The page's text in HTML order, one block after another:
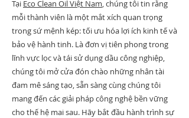
Tại Eco Clean Oil Việt Nam, chúng tôi tin rằng
mỗi thành viên là một mắt xích quan trọng
trong sứ mệnh kép: tối ưu hóa lợi ích kinh tế và
bảo vệ hành tinh. Là đơn vị tiên phong trong
lĩnh vực lọc và tái sử dụng dầu công nghiệp,
chúng tôi mở cửa đón chào những nhân tài
đam mê sáng tạo, sẵn sàng cùng chúng tôi
mang đến các giải pháp công nghệ bền vững
cho thế hệ mai sau. Hãy bắt đầu hành trình sự